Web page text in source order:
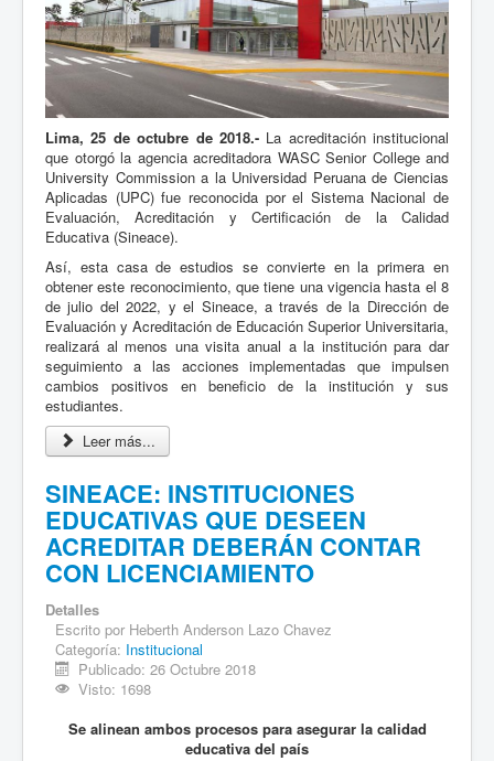
Lima, 25 de octubre de 2018.-La acreditación institucional
que otorgó la agencia acreditadora WASC Senior College and
University Commission a la Universidad Peruana de Ciencias
Aplicadas (UPC) fue reconocida por el Sistema Nacional de
Evaluación, Acreditación y Certificación de la Calidad
Educativa (Sineace).
Así, esta casa de estudios se convierte en la primera en
obtener este reconocimiento, que tiene una vigencia hasta el 8
de julio del 2022, y el Sineace, a través de la Dirección de
Evaluación y Acreditación de Educación Superior Universitaria,
realizará al menos una visita anual a la institución para dar
seguimiento a las acciones implementadas que impulsen
cambios positivos en beneficio de la institución y sus
estudiantes.
Leer más...
SINEACE: INSTITUCIONES
EDUCATIVAS QUE DESEEN
ACREDITAR DEBERÁN CONTAR
CON LICENCIAMIENTO
Detalles
Escrito por Heberth Anderson Lazo Chavez
Categoría: Institucional
Publicado: 26 Octubre 2018
Visto: 1698
Se alinean ambos procesos para asegurar la calidad
educativa del país